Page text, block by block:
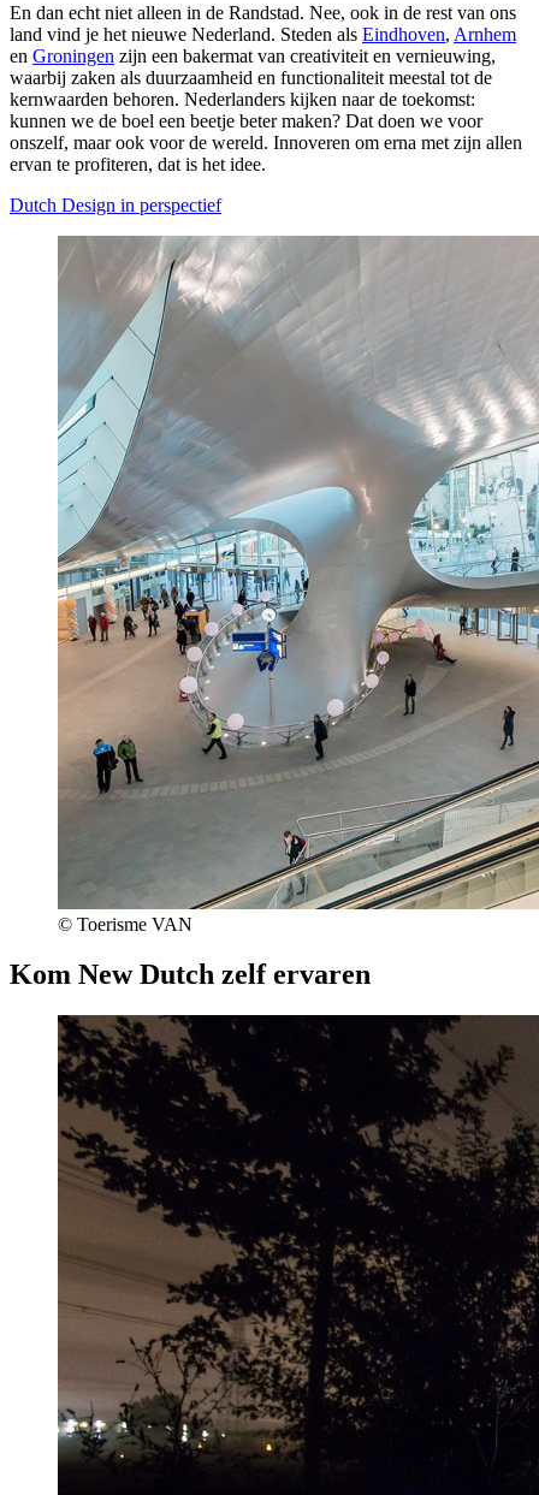
En dan echt niet alleen in de Randstad. Nee, ook in de rest van ons
land vind je het nieuwe Nederland. Steden als Eindhoven, Arnhem
en Groningen zijn een bakermat van creativiteit en vernieuwing,
waarbij zaken als duurzaamheid en functionaliteit meestal tot de
kernwaarden behoren. Nederlanders kijken naar de toekomst:
kunnen we de boel een beetje beter maken? Dat doen we voor
onszelf, maar ook voor de wereld. Innoveren om erna met zijn allen
ervan te profiteren, dat is het idee.
Dutch Design in perspectief
© Toerisme VAN
Kom New Dutch zelf ervaren